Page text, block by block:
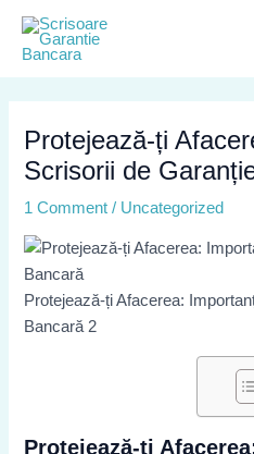
content
Protejează-ți
Scrisorii de
1 Comment / Uncategorized
Protejează-ți Afacerea:
Bancară 2
Protejează-ți
navigation